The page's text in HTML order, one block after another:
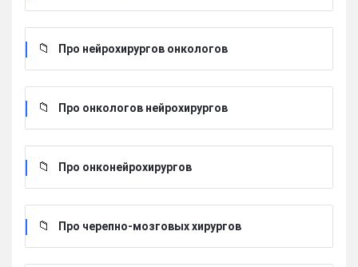
Про нейрохирургов онкологов
Про онкологов нейрохирургов
Про онконейрохирургов
Про черепно-мозговых хирургов